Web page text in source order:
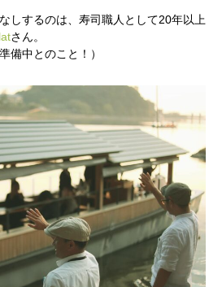
しするのは、寿司職人として20年以上
さん。
備中とのこと！）